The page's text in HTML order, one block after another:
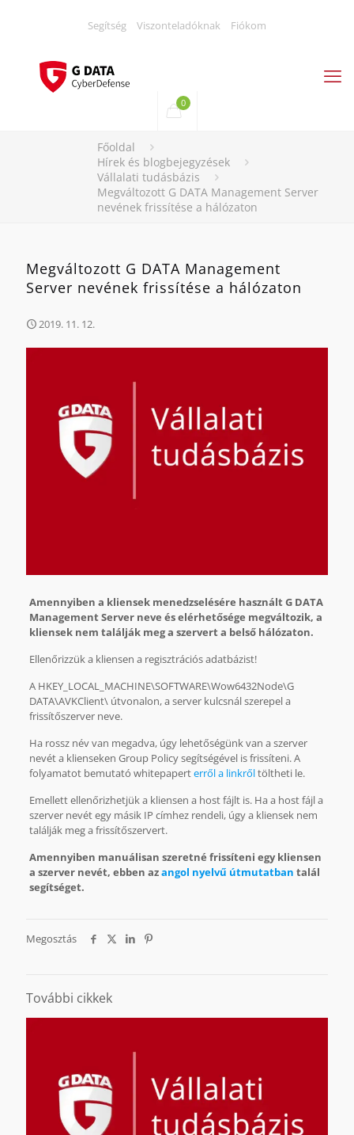
Segítség Viszonteladóknak Fiókom
0
Főoldal
Hírek és blogbejegyzések
Vállalati tudásbázis
Megváltozott G DATA Management Server
nevének frissítése a hálózaton
Megváltozott G DATA Management
Server nevének frissítése a hálózaton
2019. 11. 12.
Amennyiben a kliensek menedzselésére használt G DATA
Management Server neve és elérhetősége megváltozik, a
kliensek nem találják meg a szervert a belső hálózaton.
Ellenőrizzük a kliensen a regisztrációs adatbázist!
A HKEY_LOCAL_MACHINE\SOFTWARE\Wow6432Node\G
DATA\AVKClient\ útvonalon, a server kulcsnál szerepel a
frissítőszerver neve.
Ha rossz név van megadva, úgy lehetőségünk van a szerver
nevét a klienseken Group Policy segítségével is frissíteni. A
folyamatot bemutató whitepaperterről a linkrőltöltheti le.
Emellett ellenőrizhetjük a kliensen a host fájlt is. Ha a host fájl a
szerver nevét egy másik IP címhez rendeli, úgy a kliensek nem
találják meg a frissítőszervert.
Amennyiben manuálisan szeretné frissíteni egy kliensen
a szerver nevét, ebben azangol nyelvű útmutatban talál
segítséget.
Megosztás
További cikkek